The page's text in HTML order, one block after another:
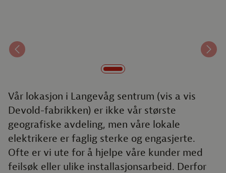
Forrige
Vår lokasjon i Langevåg sentrum (vis a vis
Devold-fabrikken) er ikke vår største
geografiske avdeling, men våre lokale
elektrikere er faglig sterke og engasjerte.
Ofte er vi ute for å hjelpe våre kunder med
feilsøk eller ulike installasjonsarbeid. Derfor